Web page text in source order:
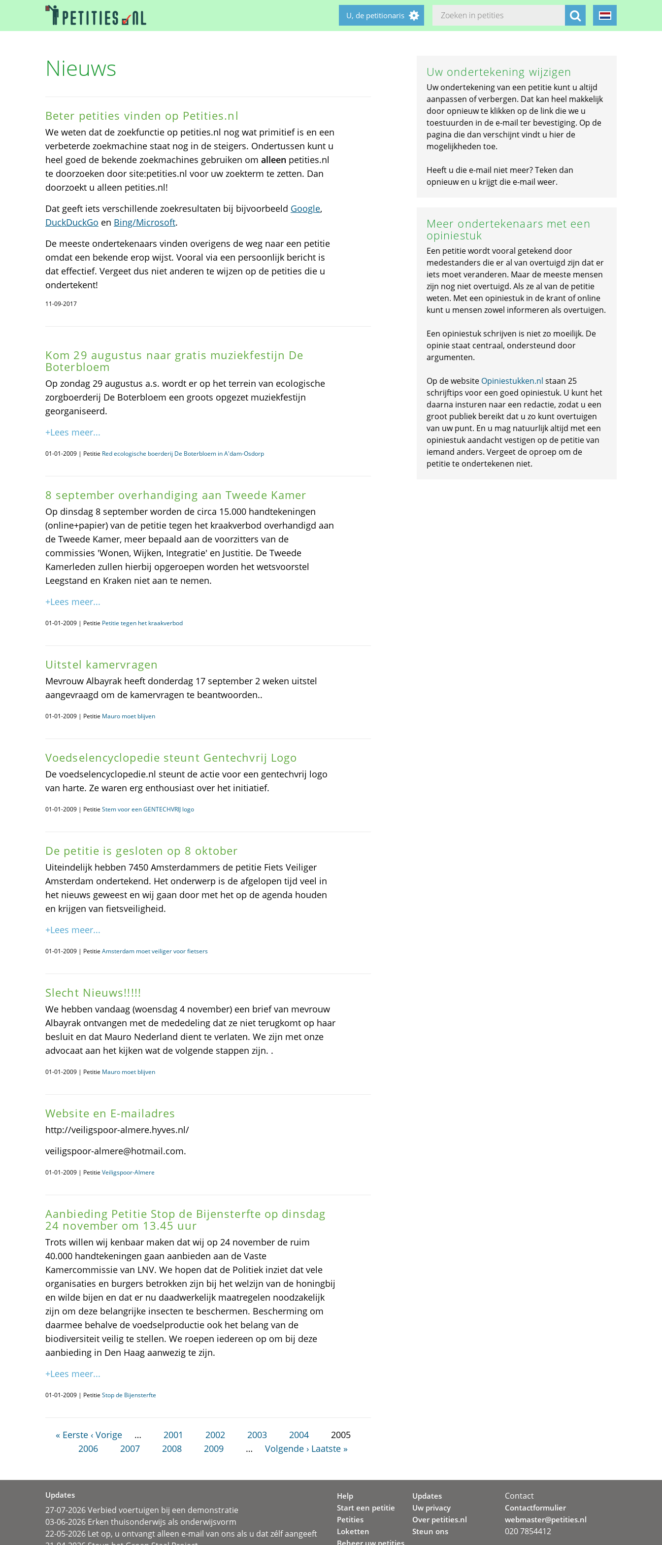
U, de petitionaris
Nieuws
Beter petities vinden op Petities.nl
We weten dat de zoekfunctie op petities.nl nog wat primitief is en een
verbeterde zoekmachine staat nog in de steigers. Ondertussen kunt u
heel goed de bekende zoekmachines gebruiken om alleen petities.nl
te doorzoeken door site:petities.nl voor uw zoekterm te zetten. Dan
doorzoekt u alleen petities.nl!
Dat geeft iets verschillende zoekresultaten bij bijvoorbeeld Google,
DuckDuckGo en Bing/Microsoft.
De meeste ondertekenaars vinden overigens de weg naar een petitie
omdat een bekende erop wijst. Vooral via een persoonlijk bericht is
dat effectief. Vergeet dus niet anderen te wijzen op de petities die u
ondertekent!
11-09-2017
Kom 29 augustus naar gratis muziekfestijn De
Boterbloem
Op zondag 29 augustus a.s. wordt er op het terrein van ecologische
zorgboerderij De Boterbloem een groots opgezet muziekfestijn
georganiseerd.
+Lees meer...
01-01-2009 | Petitie Red ecologische boerderij De Boterbloem in A'dam-Osdorp
8 september overhandiging aan Tweede Kamer
Op dinsdag 8 september worden de circa 15.000 handtekeningen
(online+papier) van de petitie tegen het kraakverbod overhandigd aan
de Tweede Kamer, meer bepaald aan de voorzitters van de
commissies 'Wonen, Wijken, Integratie' en Justitie. De Tweede
Kamerleden zullen hierbij opgeroepen worden het wetsvoorstel
Leegstand en Kraken niet aan te nemen.
+Lees meer...
01-01-2009 | Petitie Petitie tegen het kraakverbod
Uitstel kamervragen
Mevrouw Albayrak heeft donderdag 17 september 2 weken uitstel
aangevraagd om de kamervragen te beantwoorden..
01-01-2009 | Petitie Mauro moet blijven
Voedselencyclopedie steunt Gentechvrij Logo
De voedselencyclopedie.nl steunt de actie voor een gentechvrij logo
van harte. Ze waren erg enthousiast over het initiatief.
01-01-2009 | Petitie Stem voor een GENTECHVRIJ logo
De petitie is gesloten op 8 oktober
Uiteindelijk hebben 7450 Amsterdammers de petitie Fiets Veiliger
Amsterdam ondertekend. Het onderwerp is de afgelopen tijd veel in
het nieuws geweest en wij gaan door met het op de agenda houden
en krijgen van fietsveiligheid.
+Lees meer...
01-01-2009 | Petitie Amsterdam moet veiliger voor fietsers
Slecht Nieuws!!!!!
We hebben vandaag (woensdag 4 november) een brief van mevrouw
Albayrak ontvangen met de mededeling dat ze niet terugkomt op haar
besluit en dat Mauro Nederland dient te verlaten. We zijn met onze
advocaat aan het kijken wat de volgende stappen zijn. .
01-01-2009 | Petitie Mauro moet blijven
Website en E-mailadres
http://veiligspoor-almere.hyves.nl/
veiligspoor-almere@hotmail.com.
01-01-2009 | Petitie Veiligspoor-Almere
Aanbieding Petitie Stop de Bijensterfte op dinsdag
24 november om 13.45 uur
Trots willen wij kenbaar maken dat wij op 24 november de ruim
40.000 handtekeningen gaan aanbieden aan de Vaste
Kamercommissie van LNV. We hopen dat de Politiek inziet dat vele
organisaties en burgers betrokken zijn bij het welzijn van de honingbij
en wilde bijen en dat er nu daadwerkelijk maatregelen noodzakelijk
zijn om deze belangrijke insecten te beschermen. Bescherming om
daarmee behalve de voedselproductie ook het belang van de
biodiversiteit veilig te stellen. We roepen iedereen op om bij deze
aanbieding in Den Haag aanwezig te zijn.
+Lees meer...
01-01-2009 | Petitie Stop de Bijensterfte
« Eerste ‹ Vorige … 2001 2002 2003 2004
2005
2006
2007 2008 2009 … Volgende › Laatste »
Uw ondertekening wijzigen
Uw ondertekening van een petitie kunt u altijd
aanpassen of verbergen. Dat kan heel makkelijk
door opnieuw te klikken op de link die we u
toestuurden in de e-mail ter bevestiging. Op de
pagina die dan verschijnt vindt u hier de
mogelijkheden toe.
Heeft u die e-mail niet meer? Teken dan
opnieuw en u krijgt die e-mail weer.
Meer ondertekenaars met een
opiniestuk
Een petitie wordt vooral getekend door
medestanders die er al van overtuigd zijn dat er
iets moet veranderen. Maar de meeste mensen
zijn nog niet overtuigd. Als ze al van de petitie
weten. Met een opiniestuk in de krant of online
kunt u mensen zowel informeren als overtuigen.
Een opiniestuk schrijven is niet zo moeilijk. De
opinie staat centraal, ondersteund door
argumenten.
Op de website Opiniestukken.nl staan 25
schrijftips voor een goed opiniestuk. U kunt het
daarna insturen naar een redactie, zodat u een
groot publiek bereikt dat u zo kunt overtuigen
van uw punt. En u mag natuurlijk altijd met een
opiniestuk aandacht vestigen op de petitie van
iemand anders. Vergeet de oproep om de
petitie te ondertekenen niet.
Updates
27-07-2026 Verbied voertuigen bij een demonstratie
03-06-2026 Erken thuisonderwijs als onderwijsvorm
22-05-2026 Let op, u ontvangt alleen e-mail van ons als u dat zélf aangeeft
Help
Start een petitie
Petities
Loketten
Beheer uw petities
Updates
Uw privacy
Over petities.nl
Steun ons
Contact
Contactformulier
webmaster@petities.nl
020 7854412